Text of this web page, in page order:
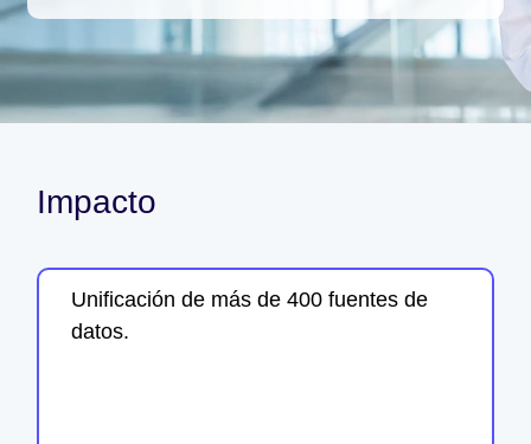
Impacto
Unificación de más de 400 fuentes de
datos.